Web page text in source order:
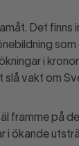
Det finns
som
i
slå vakt om
framme på
ökande